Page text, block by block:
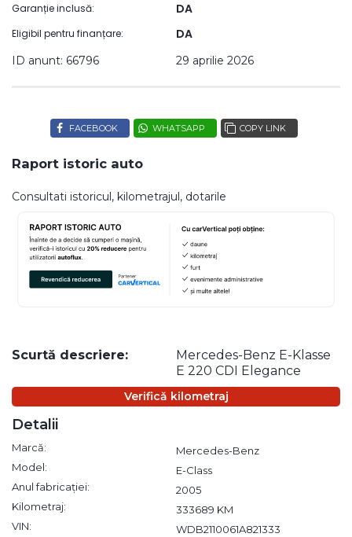
Garanție inclusă: DA
Eligibil pentru finanțare: DA
ID anunt: 66796 29 aprilie 2026
FACEBOOK WHATSAPP COPY LINK
Raport istoric auto
Consultati istoricul, kilometrajul, dotarile
Scurtă descriere:
Mercedes-Benz E-Klasse
E 220 CDI Elegance
Verifică kilometraj
Detalii
Marcă:
Mercedes-Benz
Model:
E-Class
Anul fabricației:
2005
Kilometraj:
333689 KM
VIN:
WDB2110061A821333